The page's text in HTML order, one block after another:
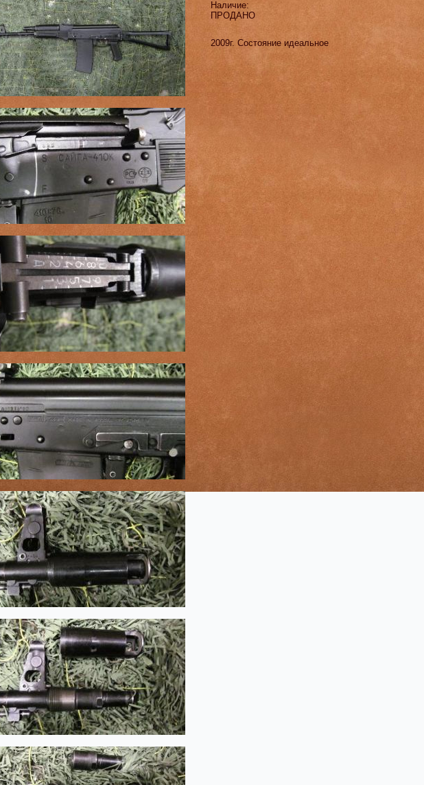
Наличие:
ПРОДАНО
2009г. Состояние идеальное